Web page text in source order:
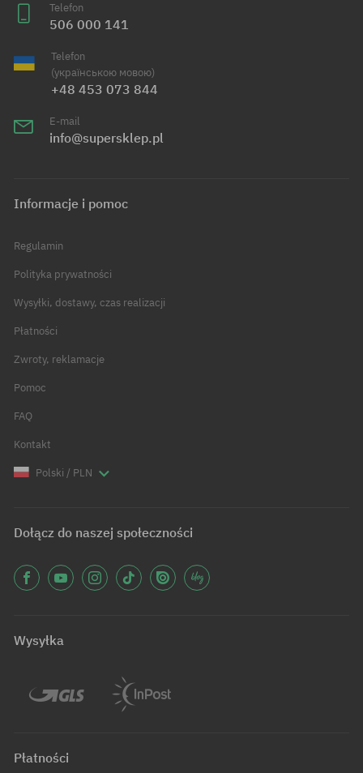
Telefon
506 000 141
Telefon
(українською мовою)
+48 453 073 844
E-mail
info@supersklep.pl
Informacje i pomoc
Regulamin
Polityka prywatności
Wysyłki, dostawy, czas realizacji
Płatności
Zwroty, reklamacje
Pomoc
FAQ
Kontakt
Polski / PLN
Dołącz do naszej społeczności
Wysyłka
Płatności